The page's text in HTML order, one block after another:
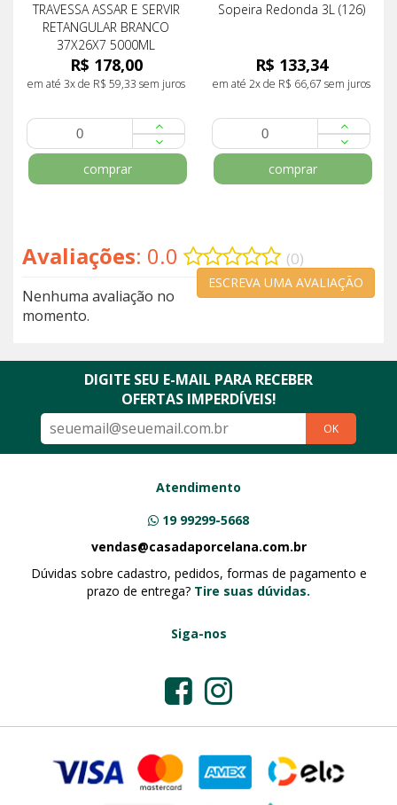
TRAVESSA ASSAR E SERVIR
RETANGULAR BRANCO
37X26X7 5000ML
R$ 178,00
em até 3x de R$ 59,33 sem juros
comprar
Sopeira Redonda 3L (126)
R$ 133,34
em até 2x de R$ 66,67 sem juros
comprar
Avaliações: 0.0 (0)
ESCREVA UMA AVALIAÇÃO
Nenhuma avaliação no
momento.
DIGITE SEU E-MAIL PARA RECEBER
OFERTAS IMPERDÍVEIS!
OK
Atendimento
19 99299-5668
vendas@casadaporcelana.com.br
Dúvidas sobre cadastro, pedidos, formas de pagamento e
prazo de entrega? Tire suas dúvidas.
Siga-nos